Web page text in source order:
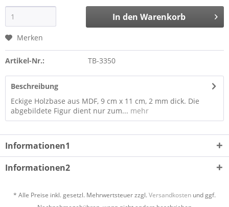
In den Warenkorb
Merken
Artikel-Nr.: TB-3350
Beschreibung
Eckige Holzbase aus MDF, 9 cm x 11 cm, 2 mm dick. Die
abgebildete Figur dient nur zum... mehr
Informationen1
Informationen2
* Alle Preise inkl. gesetzl. Mehrwertsteuer zzgl.Versandkosten und ggf.